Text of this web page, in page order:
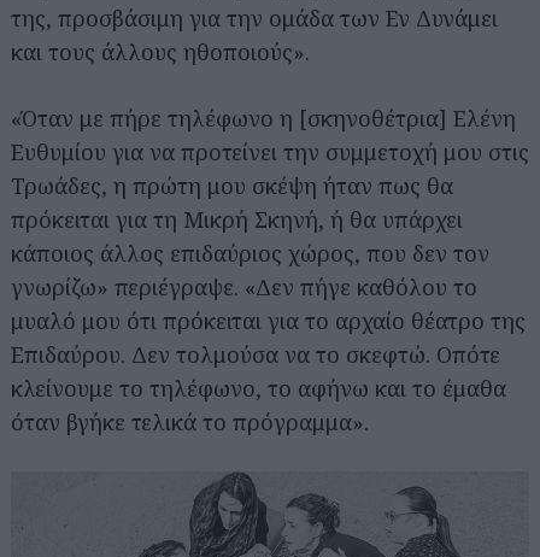
της, προσβάσιμη για την ομάδα των Εν Δυνάμει
και τους άλλους ηθοποιούς».
«Όταν με πήρε τηλέφωνο η [σκηνοθέτρια] Ελένη
Ευθυμίου για να προτείνει την συμμετοχή μου στις
Τρωάδες, η πρώτη μου σκέψη ήταν πως θα
πρόκειται για τη Μικρή Σκηνή, ή θα υπάρχει
κάποιος άλλος επιδαύριος χώρος, που δεν τον
γνωρίζω» περιέγραψε. «Δεν πήγε καθόλου το
μυαλό μου ότι πρόκειται για το αρχαίο θέατρο της
Επιδαύρου. Δεν τολμούσα να το σκεφτώ. Οπότε
κλείνουμε το τηλέφωνο, το αφήνω και το έμαθα
όταν βγήκε τελικά το πρόγραμμα».